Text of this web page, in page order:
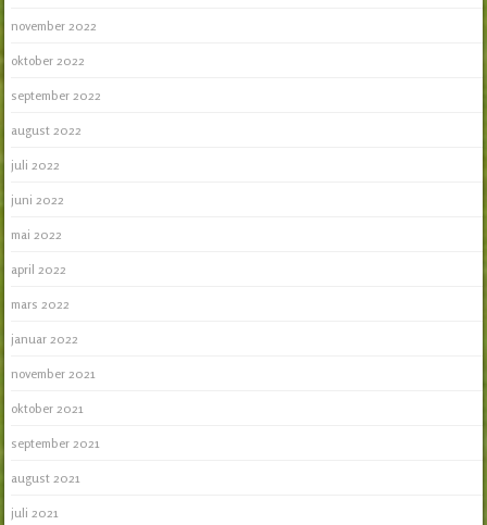
november 2022
oktober 2022
september 2022
august 2022
juli 2022
juni 2022
mai 2022
april 2022
mars 2022
januar 2022
november 2021
oktober 2021
september 2021
august 2021
juli 2021